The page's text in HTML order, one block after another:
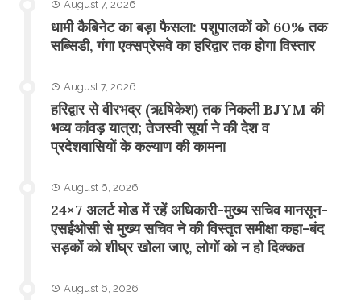
August 7, 2026
​धामी कैबिनेट का बड़ा फैसला: पशुपालकों को 60% तक
सब्सिडी, गंगा एक्सप्रेसवे का हरिद्वार तक होगा विस्तार
August 7, 2026
​हरिद्वार से वीरभद्र (ऋषिकेश) तक निकली BJYM की
भव्य कांवड़ यात्रा; तेजस्वी सूर्या ने की देश व
प्रदेशवासियों के कल्याण की कामना
August 6, 2026
24×7 अलर्ट मोड में रहें अधिकारी-मुख्य सचिव मानसून-
एसईओसी से मुख्य सचिव ने की विस्तृत समीक्षा कहा-बंद
सड़कों को शीघ्र खोला जाए, लोगों को न हो दिक्कत
August 6, 2026